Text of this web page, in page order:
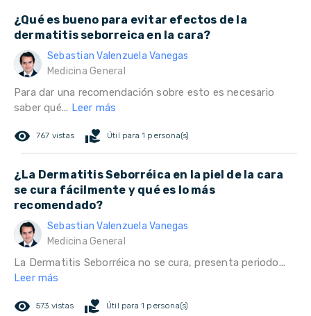
¿Qué es bueno para evitar efectos de la
dermatitis seborreica en la cara?
Sebastian Valenzuela Vanegas
Medicina General
Para dar una recomendación sobre esto es necesario
saber qué... Leer más
remove_red_eye 767 vistas volunteer_activism Útil para 1 persona(s)
¿La Dermatitis Seborréica en la piel de la cara
se cura fácilmente y qué es lo más
recomendado?
Sebastian Valenzuela Vanegas
Medicina General
La Dermatitis Seborréica no se cura, presenta periodo...
Leer más
remove_red_eye 573 vistas volunteer_activism Útil para 1 persona(s)